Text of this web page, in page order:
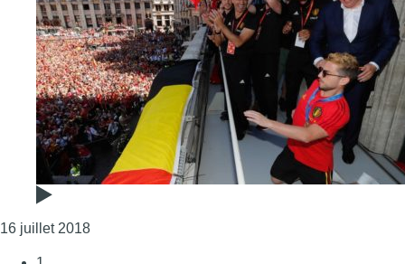
16 juillet 2018Consulter l'article "Mertens tout petit,